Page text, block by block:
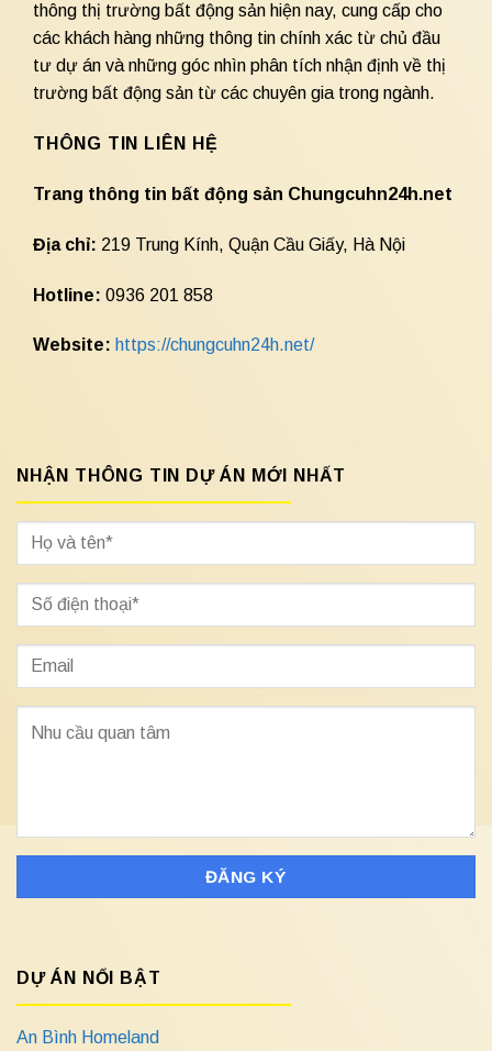
thông thị trường bất động sản hiện nay, cung cấp cho
các khách hàng những thông tin chính xác từ chủ đầu
tư dự án và những góc nhìn phân tích nhận định về thị
trường bất động sản từ các chuyên gia trong ngành.
THÔNG TIN LIÊN HỆ
Trang thông tin bất động sản Chungcuhn24h.net
Địa chỉ: 219 Trung Kính, Quận Cầu Giấy, Hà Nội
Hotline: 0936 201 858
Website: https://chungcuhn24h.net/
NHẬN THÔNG TIN DỰ ÁN MỚI NHẤT
DỰ ÁN NỔI BẬT
An Bình Homeland